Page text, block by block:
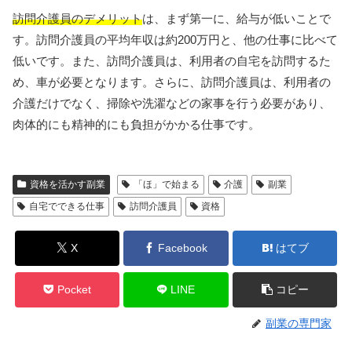
訪問介護員のデメリットは、まず第一に、給与が低いことで
す。訪問介護員の平均年収は約200万円と、他の仕事に比べて
低いです。また、訪問介護員は、利用者の自宅を訪問するた
め、車が必要となります。さらに、訪問介護員は、利用者の
介護だけでなく、掃除や洗濯などの家事を行う必要があり、
肉体的にも精神的にも負担がかかる仕事です。
資格を活かす副業 「ほ」で始まる 介護
副業
自宅でできる仕事
訪問介護員 資格
X Facebook はてブ
Pocket LINE コピー
副業の専門家